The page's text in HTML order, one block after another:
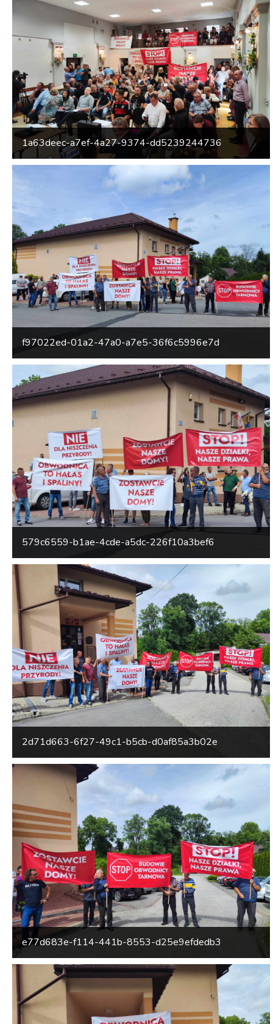
1a63deec-a7ef-4a27-9374-dd5239244736
f97022ed-01a2-47a0-a7e5-36f6c5996e7d
579c6559-b1ae-4cde-a5dc-226f10a3bef6
2d71d663-6f27-49c1-b5cb-d0af85a3b02e
e77d683e-f114-441b-8553-d25e9efdedb3